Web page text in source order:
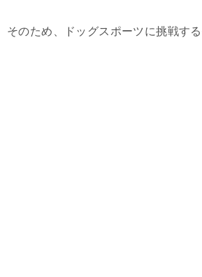
そのため、ドッグスポーツに挑戦する